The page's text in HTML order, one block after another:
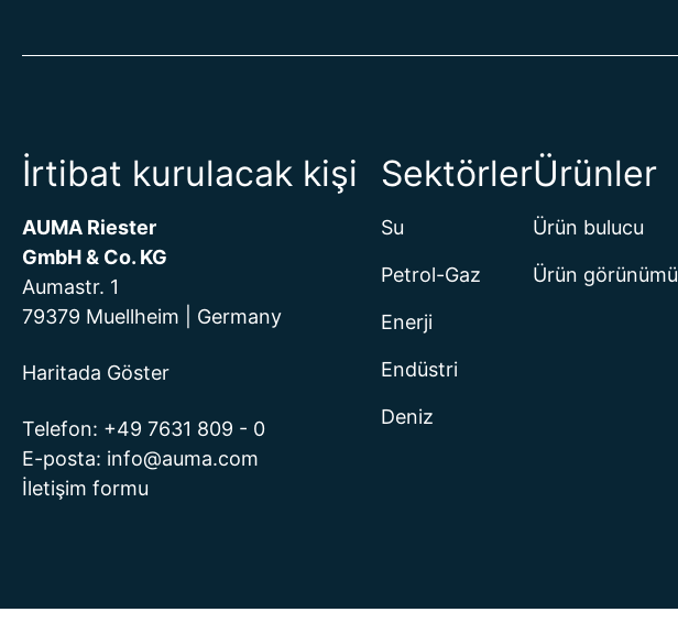
İrtibat kurulacak kişi
AUMA Riester
GmbH & Co. KG
Aumastr. 1
79379 Muellheim | Germany
Haritada Göster
Telefon: +49 7631 809 - 0
E-posta: info@auma.com
İletişim formu
Sektörler
Su
Petrol-Gaz
Enerji
Endüstri
Deniz
Ürünler
Ürün bulucu
Ürün görünümü